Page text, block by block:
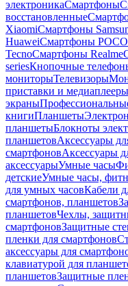
электроникаСмартфоны
восстановленные
XiaomiСмартфоны
HuaweiСмартфоны POCO
TecnoСмартфоны Realme
seriesКнопочные
мониторыТелевизоры
приставки и медиаплееры
экраны
книгиПланшеты
планшетыБлокноты
планшетовАксессуары
смартфоновАксессуары
аксессуарыУмные часы
детскиеУмные часы,
для умных часовКабели
смартфонов, планшетов
планшетовЧехлы,
смартфоновЗащитные
пленки для смартфонов
аксессуары для
клавиатурой для
планшетовЗащитные